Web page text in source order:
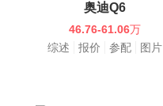
奥迪Q6
46.76-61.06万
综述
报价 参配 图片